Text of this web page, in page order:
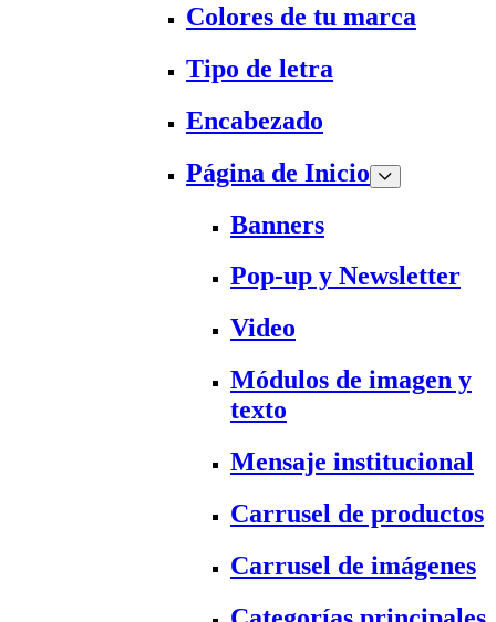
Colores de tu marca
Tipo de letra
Encabezado
Página de Inicio
Banners
Pop-up y Newsletter
Video
Módulos de imagen y
texto
Mensaje institucional
Carrusel de productos
Carrusel de imágenes